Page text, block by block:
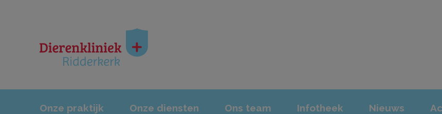
Onze praktijk Onze diensten Ons team Infotheek Nieuws